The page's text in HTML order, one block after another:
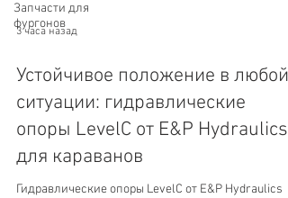
Запчасти для
фургонов
3 часа назад
Устойчивое положение в любой
ситуации: гидравлические
опоры LevelC от E&P Hydraulics
для караванов
Гидравлические опоры LevelC от E&P Hydraulics